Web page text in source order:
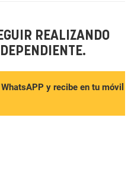
REALIZANDO
y recibe en tu móvil